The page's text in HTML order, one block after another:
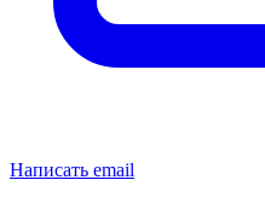
Написать email